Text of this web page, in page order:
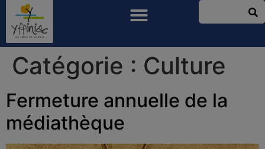
Catégorie : Culture
Fermeture annuelle de la
médiathèque